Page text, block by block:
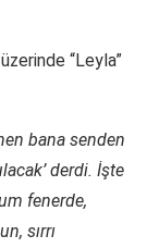
“Leyla”
bana senden
derdi. İşte
fenerde,
sırrı